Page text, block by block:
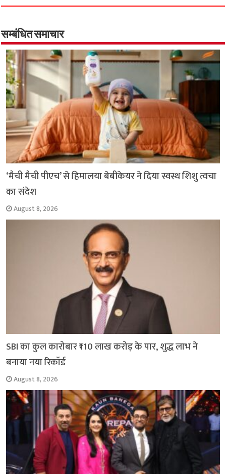
e
o
o
k
t
A
p
p
t
r
e
a
m
i
y
n
k
r
सम्बंधित समाचार
‘मैची मैची पीएच’ से हिमालया बेबीकेयर ने दिया स्वस्थ शिशु त्वचा
का संदेश
August 8, 2026
SBI का कुल कारोबार ₹110 लाख करोड़ के पार, शुद्ध लाभ ने
बनाया नया रिकॉर्ड
August 8, 2026